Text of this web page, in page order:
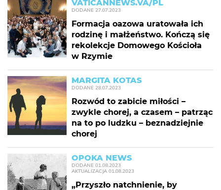
VATICANNEWS.VA/PL
DODANE 27.07.2023
Formacja oazowa uratowała ich
rodzinę i małżeństwo. Kończą się
rekolekcje Domowego Kościoła
w Rzymie
MARGITA KOTAS
DODANE 28.07.2023
Rozwód to zabicie miłości –
zwykle chorej, a czasem – patrząc
na to po ludzku – beznadziejnie
chorej
OPOKA NEWS
DODANE 01.08.2023
AKTUALIZACJA 01.08.2023
„Przyszło natchnienie, by